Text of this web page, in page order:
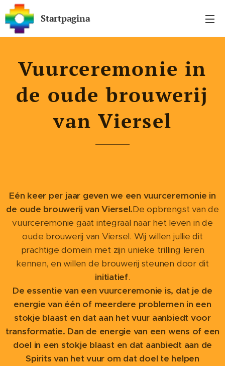
Startpagina
Vuurceremonie in
de oude brouwerij
van Viersel
Eén keer per jaar geven we een vuurceremonie in
de oude brouwerij van Viersel.De opbrengst van de
vuurceremonie gaat integraal naar het leven in de
oude brouwerij van Viersel. Wij willen jullie dit
prachtige domein met zijn unieke trilling leren
kennen, en willen de brouwerij steunen door dit
initiatief.
De essentie van een vuurceremonie is, dat je de
energie van één of meerdere problemen in een
stokje blaast en dat aan het vuur aanbiedt voor
transformatie. Dan de energie van een wens of een
doel in een stokje blaast en dat aanbiedt aan de
Spirits van het vuur om dat doel te helpen